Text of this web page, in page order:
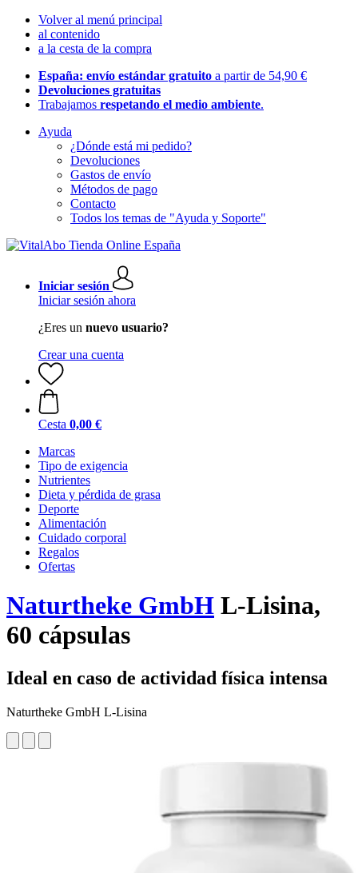
Volver al menú principal
al contenido
a la cesta de la compra
España: envío estándar gratuito a partir de 54,90 €
Devoluciones gratuitas
Trabajamos respetando el medio ambiente.
Ayuda
¿Dónde está mi pedido?
Devoluciones
Gastos de envío
Métodos de pago
Contacto
Todos los temas de "Ayuda y Soporte"
Iniciar sesión
Iniciar sesión ahora
¿Eres un nuevo usuario?
Crear una cuenta
Cesta 0,00 €
Marcas
Tipo de exigencia
Nutrientes
Dieta y pérdida de grasa
Deporte
Alimentación
Cuidado corporal
Regalos
Ofertas
Naturtheke GmbH L-Lisina,
60 cápsulas
Ideal en caso de actividad física intensa
Naturtheke GmbH L-Lisina